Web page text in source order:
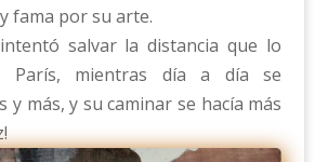
fama por su arte.
salvar la distancia que lo
París, mientras día a día se
y más, y su caminar se hacía más